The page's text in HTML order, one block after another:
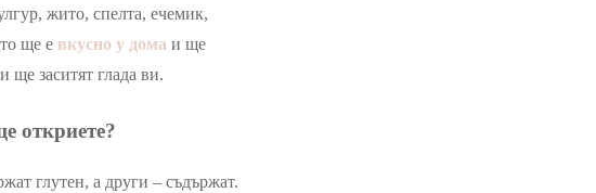
жито, спелта, ечемик,
ще е вкусно у дома и ще
ще заситят глада ви.
откриете?
глутен, а други – съдържат.